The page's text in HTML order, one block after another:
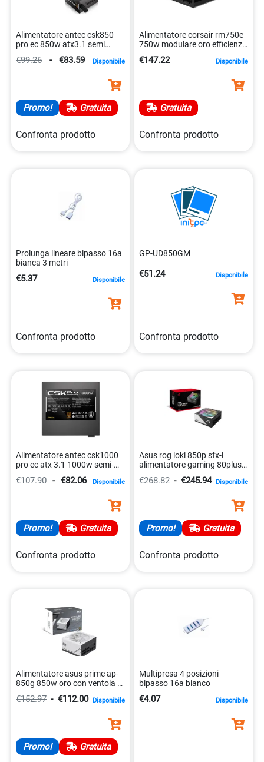
Alimentatore antec csk850
pro ec 850w atx3.1 semi
€99.26 - €83.59 Disponibile
Promo! Gratuita
Confronta prodotto
Alimentatore corsair rm750e
750w modulare oro efficienza
€147.22 Disponibile
Gratuita
Confronta prodotto
Prolunga lineare bipasso 16a
bianca 3 metri
€5.37 Disponibile
Confronta prodotto
GP-UD850GM
€51.24 Disponibile
Confronta prodotto
Alimentatore antec csk1000
pro ec atx 3.1 1000w semi-
€107.90 - €82.06 Disponibile
Promo! Gratuita
Confronta prodotto
Asus rog loki 850p sfx-l
alimentatore gaming 80plus
€268.82 - €245.94 Disponibile
Promo! Gratuita
Confronta prodotto
Alimentatore asus prime ap-
850g 850w oro con ventola a
€152.97 - €112.00 Disponibile
Promo! Gratuita
Multipresa 4 posizioni
bipasso 16a bianco
€4.07 Disponibile